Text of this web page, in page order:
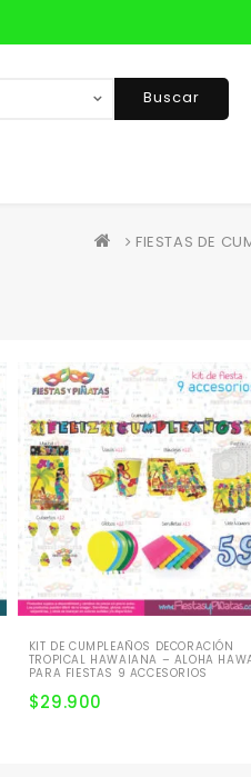
Buscar
FIESTAS DE
KIT DE CUMPLEAÑOS DECORACIÓN
TROPICAL HAWAIANA – ALOHA
PARA FIESTAS 9 ACCESORIOS
$29.900